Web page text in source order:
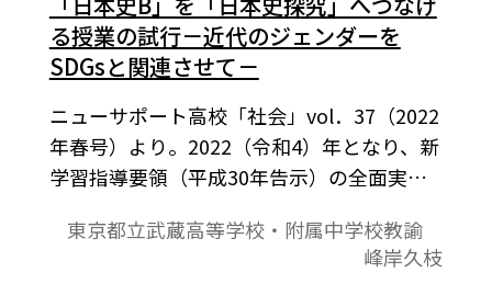
る授業の試行－近代のジェンダーを
SDGsと関連させて－
ニューサポート高校「社会」vol．37（2022
年春号）より。2022（令和4）年となり、新
学習指導要領（平成30年告示）の全面実施
メントの視点で教育課程を編成し、実施す
ることになる。学校現場は、引き続き新型
東京都立武蔵高等学校・附属中学校教諭
峰岸久枝